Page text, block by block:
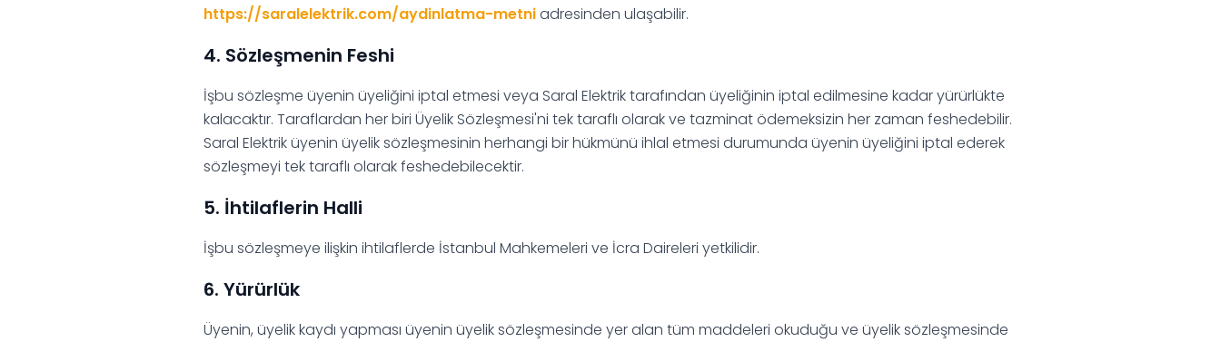
https://saralelektrik.com/aydinlatma-metniadresinden ulaşabilir.
4. Sözleşmenin Feshi
İşbu sözleşme üyenin üyeliğini iptal etmesi veya Saral Elektrik tarafından üyeliğinin iptal edilmesine kadar yürürlükte
kalacaktır. Taraflardan her biri Üyelik Sözleşmesi'ni tek taraflı olarak ve tazminat ödemeksizin her zaman feshedebilir.
Saral Elektrik üyenin üyelik sözleşmesinin herhangi bir hükmünü ihlal etmesi durumunda üyenin üyeliğini iptal ederek
sözleşmeyi tek taraflı olarak feshedebilecektir.
5. İhtilaflerin Halli
İşbu sözleşmeye ilişkin ihtilaflerde İstanbul Mahkemeleri ve İcra Daireleri yetkilidir.
6. Yürürlük
Üyenin, üyelik kaydı yapması üyenin üyelik sözleşmesinde yer alan tüm maddeleri okuduğu ve üyelik sözleşmesinde